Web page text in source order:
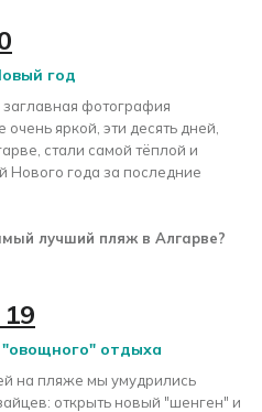
год
заглавная фотография
яркой, эти десять дней,
стали самой тёплой и
Нового года за последние
лучший пляж в Алгарве?
отдыха
на пляже мы умудрились
открыть новый "шенген" и